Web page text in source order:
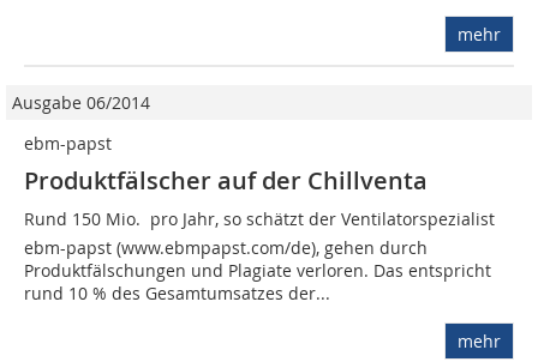
mehr
Ausgabe 06/2014
ebm-papst
Produktfälscher auf der Chillventa
Rund 150 Mio.  pro Jahr, so schätzt der Ventilatorspezialist
ebm-papst (www.ebmpapst.com/de), gehen durch
Produktfälschungen und Plagiate verloren. Das entspricht
rund 10 % des Gesamtumsatzes der...
mehr